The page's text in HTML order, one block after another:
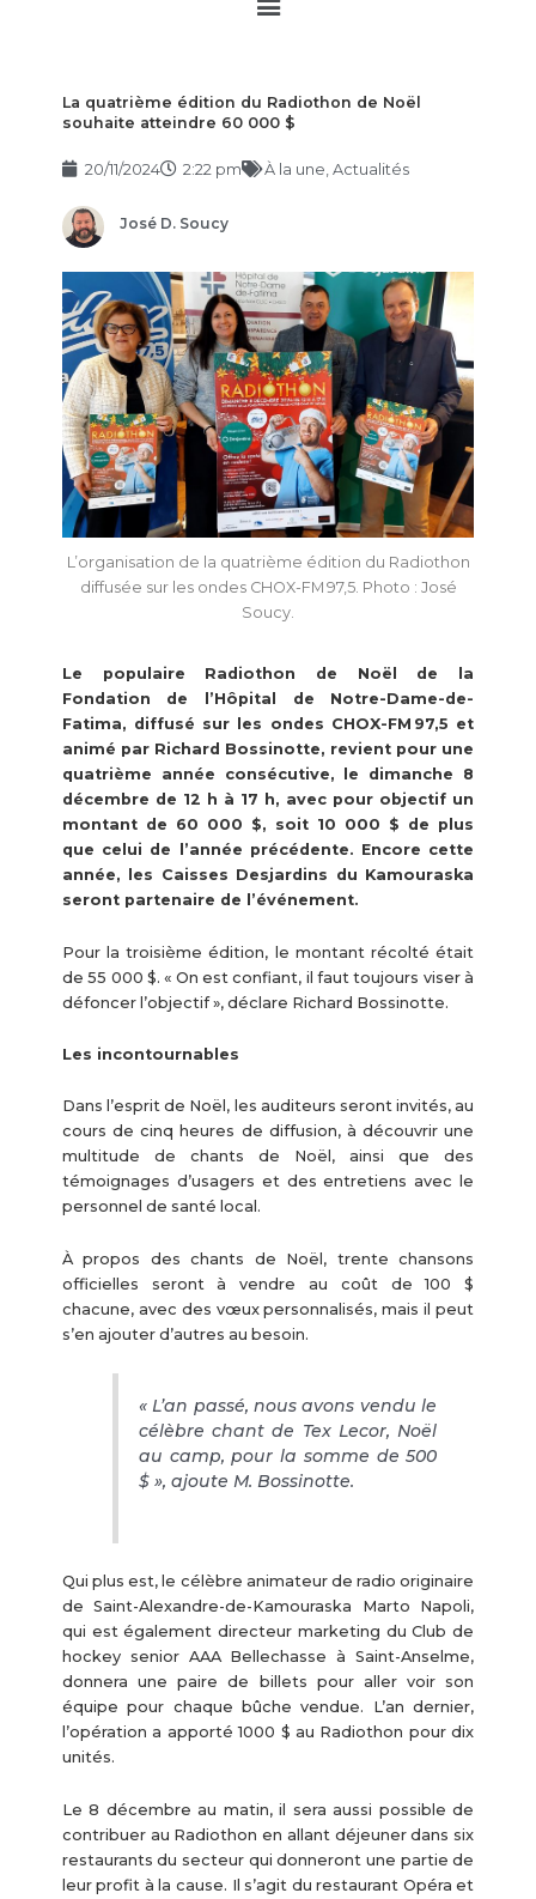
La quatrième édition du Radiothon de Noël
souhaite atteindre 60 000 $
20/11/2024 2:22 pm À la une Actualités
José D. Soucy
L’organisation de la quatrième édition du Radiothon
diffusée sur les ondes CHOX-FM 97,5. Photo : José
Soucy.
Le populaire Radiothon de Noël de la
Fondation de l’Hôpital de Notre-Dame-de-
Fatima, diffusé sur les ondes CHOX-FM 97,5 et
animé par Richard Bossinotte, revient pour une
quatrième année consécutive, le dimanche 8
décembre de 12 h à 17 h, avec pour objectif un
montant de 60 000 $, soit 10 000 $ de plus
que celui de l’année précédente. Encore cette
année, les Caisses Desjardins du Kamouraska
seront partenaire de l’événement.
Pour la troisième édition, le montant récolté était
de 55 000 $. « On est confiant, il faut toujours viser à
défoncer l’objectif », déclare Richard Bossinotte.
Les incontournables
Dans l’esprit de Noël, les auditeurs seront invités, au
cours de cinq heures de diffusion, à découvrir une
multitude de chants de Noël, ainsi que des
témoignages d’usagers et des entretiens avec le
personnel de santé local.
À propos des chants de Noël, trente chansons
officielles seront à vendre au coût de 100 $
chacune, avec des vœux personnalisés, mais il peut
s’en ajouter d’autres au besoin.
« L’an passé, nous avons vendu le
célèbre chant de Tex Lecor,Noël
au camp, pour la somme de 500
$ », ajoute M. Bossinotte.
Qui plus est, le célèbre animateur de radio originaire
de Saint-Alexandre-de-Kamouraska Marto Napoli,
qui est également directeur marketing du Club de
hockey senior AAA Bellechasse à Saint-Anselme,
donnera une paire de billets pour aller voir son
équipe pour chaque bûche vendue. L’an dernier,
l’opération a apporté 1000 $ au Radiothon pour dix
unités.
Le 8 décembre au matin, il sera aussi possible de
contribuer au Radiothon en allant déjeuner dans six
restaurants du secteur qui donneront une partie de
leur profit à la cause. Il s’agit du restaurant Opéra et